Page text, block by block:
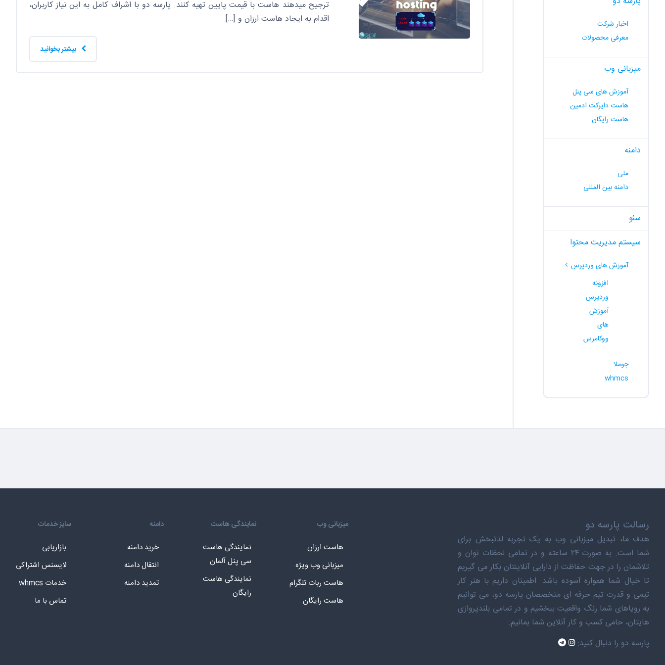
ترجیح میدهند هاست با قیمت پایین تهیه کنند. پارسه دو با اشراف کامل به این نیاز کاربران،
اقدام به ایجاد هاست ارزان و […]
اخبار شرکت
معرفی محصولات
میزبانی وب
آموزش های سی پنل
هاست دایرکت ادمین
هاست رایگان
دامنه
ملی
دامنه بین المللی
سئو
سیستم مدیریت محتوا
آموزش های وردپرس
افزونه
وردپرس
آموزش
های
ووکامرس
جوملا
whmcs
رسالت پارسه دو
هدف ما، تبدیل میزبانی وب به یک تجربه لذتبخش برای
شما است. به صورت ۲۴ ساعته و در تمامی لحظات توان و
تلاشمان را در جهت حفاظت از دارایی آنلاینتان بکار می گیریم
تا خیال شما همواره آسوده باشد. اطمینان داریم با هنر کار
تیمی و قدرت تیم حرفه ای متخصصان پارسه دو، می توانیم
به رویاهای شما رنگ واقعیت ببخشیم و در تمامی بلندپروازی
هایتان، حامی کسب و کار آنلاین شما بمانیم.
پارسه دو را دنبال کنید:
میزبانی وب
هاست ارزان
میزبانی وب ویژه
هاست ربات تلگرام
هاست رایگان
نمایندگی هاست
نمایندگی هاست
سی پنل آلمان
نمایندگی هاست
رایگان
دامنه
خرید دامنه
انتقال دامنه
تمدید دامنه
سایز خدمات
بازاریابی
لایسنس اشتراکی
خدمات whmcs
تماس با ما